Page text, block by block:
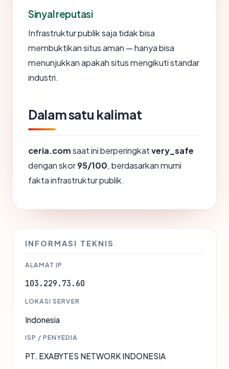
Sinyal reputasi
Infrastruktur publik saja tidak bisa
membuktikan situs aman — hanya bisa
menunjukkan apakah situs mengikuti standar
industri.
Dalam satu kalimat
ceria.comsaat ini berperingkatvery_safe
dengan skor95/100, berdasarkan murni
fakta infrastruktur publik.
INFORMASI TEKNIS
ALAMAT IP
103.229.73.60
LOKASI SERVER
Indonesia
ISP / PENYEDIA
PT. EXABYTES NETWORK INDONESIA